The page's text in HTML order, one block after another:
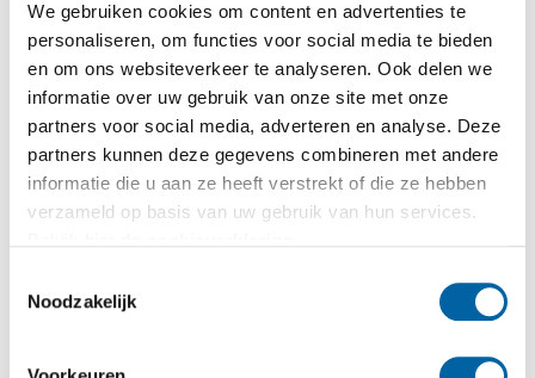
We gebruiken cookies om content en advertenties te
personaliseren, om functies voor social media te bieden
en om ons websiteverkeer te analyseren. Ook delen we
informatie over uw gebruik van onze site met onze
partners voor social media, adverteren en analyse. Deze
partners kunnen deze gegevens combineren met andere
informatie die u aan ze heeft verstrekt of die ze hebben
verzameld op basis van uw gebruik van hun services.
Noodzakelijk
KIES VOOR DE KRACHT VAN KLEUR
Rondom kleur met
ProCoverTec
ProCoverTec is een innovatieve coating die het
kunststofprofiel volledig omsluit. Zowel aan de